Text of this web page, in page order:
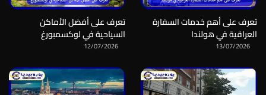
تعرف على أهم خدمات السفارة
العراقية في هولندا
13/07/2026
تعرف على أفضل الأماكن
السياحية في لوكسمبورغ
12/07/2026